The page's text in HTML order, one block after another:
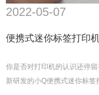
2022-05-07
便携式迷你标签打印
你是否对打印机的认识还停
新研发的小Q便携式迷你标